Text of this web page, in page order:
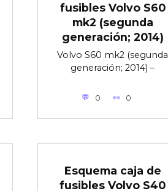
fusibles Volvo S60
mk2 (segunda
generación; 2014)
Volvo S60 mk2 (segunda
generación; 2014) –
0 0
Esquema caja de
fusibles Volvo S40